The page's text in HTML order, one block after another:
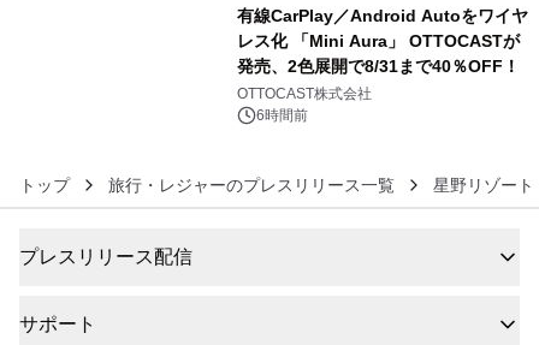
有線CarPlay／Android Autoをワイヤ
レス化 「Mini Aura」 OTTOCASTが
発売、2色展開で8/31まで40％OFF！
OTTOCAST株式会社
6時間前
トップ 旅行・レジャーのプレスリリース一覧 星野リゾート
プレスリリース配信
サポート